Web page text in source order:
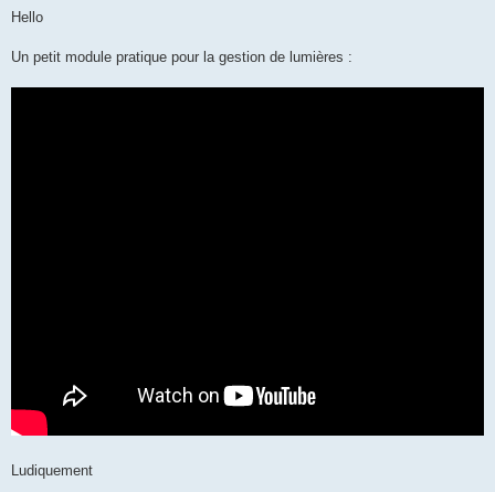
s
g
Hello
Un petit module pratique pour la gestion de lumières :
Ludiquement